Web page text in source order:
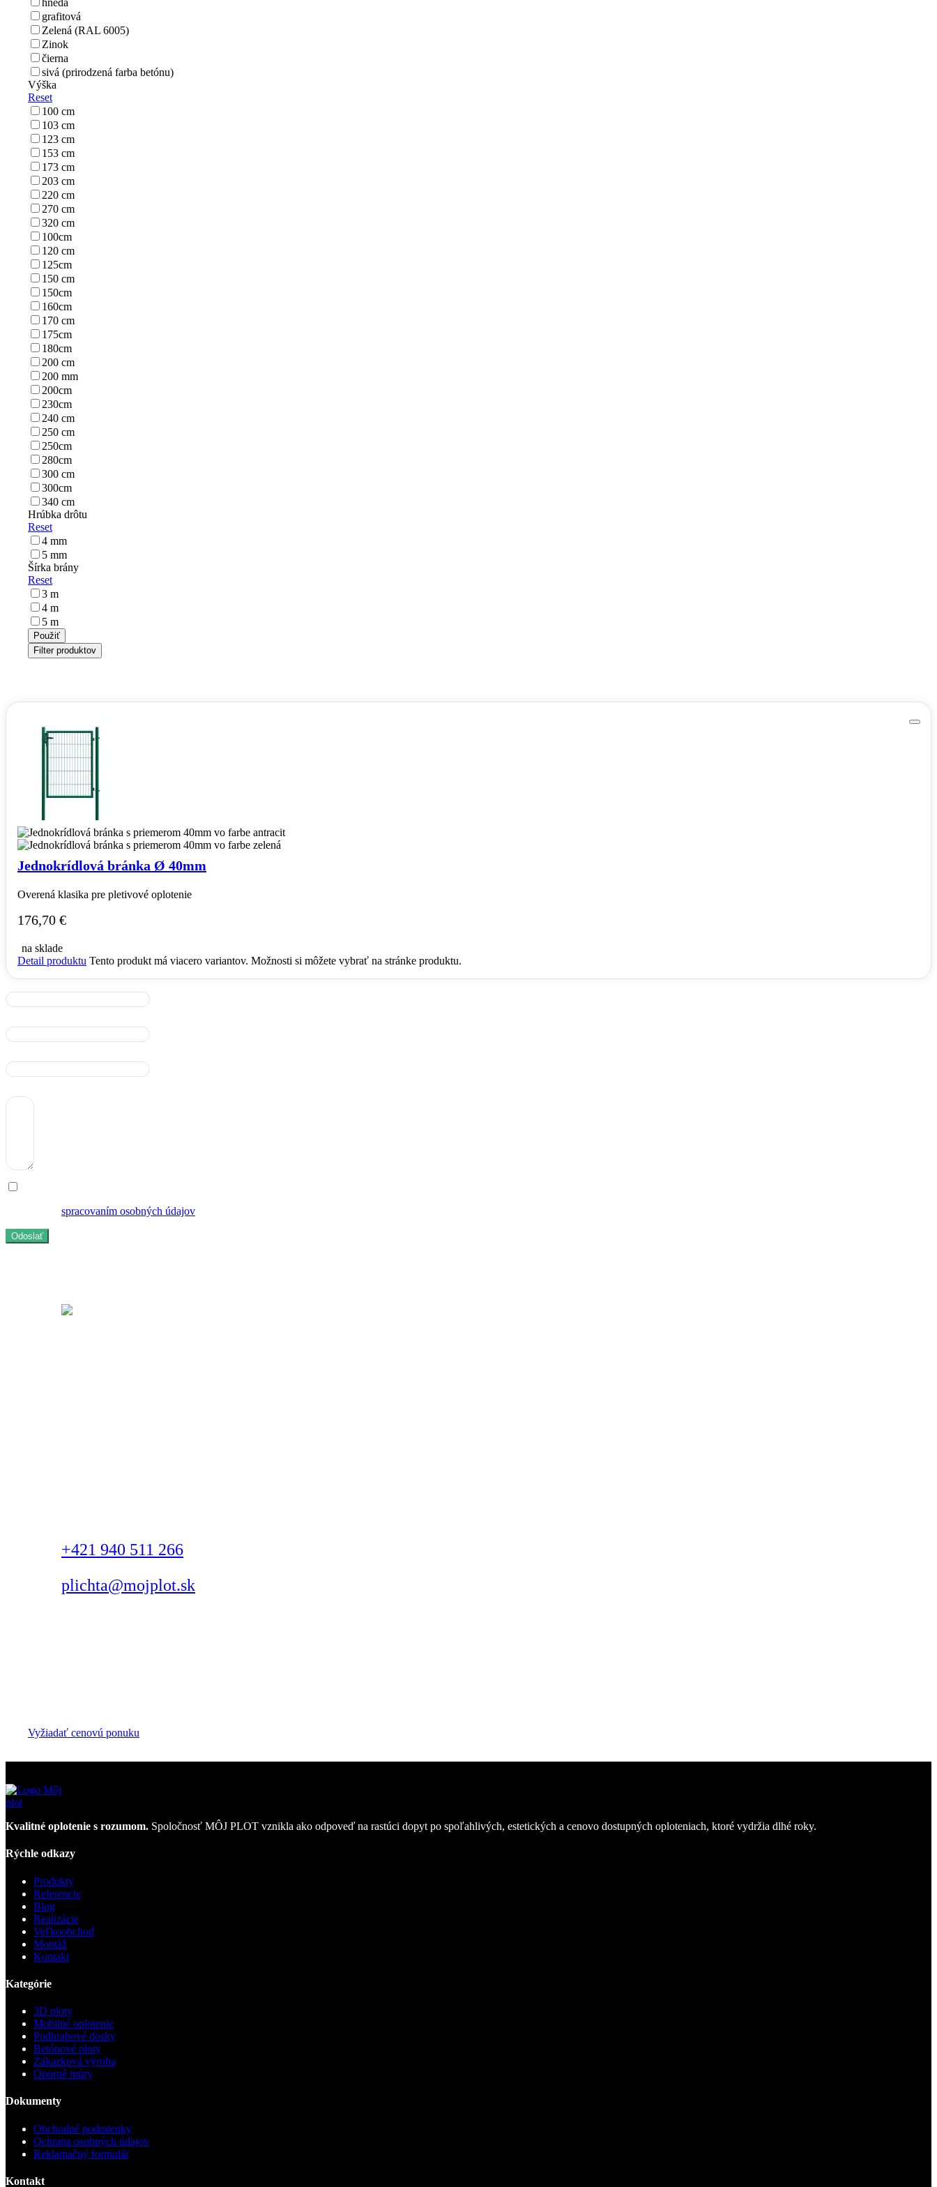
grafitová
Zelená (RAL 6005)
Zinok
čierna
sivá (prirodzená farba betónu)
Výška
Reset
100 cm
103 cm
123 cm
153 cm
173 cm
203 cm
220 cm
270 cm
320 cm
100cm
120 cm
125cm
150 cm
150cm
160cm
170 cm
175cm
180cm
200 cm
200 mm
200cm
230cm
240 cm
250 cm
250cm
280cm
300 cm
300cm
340 cm
Hrúbka drôtu
Reset
4 mm
5 mm
Šírka brány
Reset
3 m
4 m
5 m
Použiť
Filter produktov
Jednokrídlová bránka Ø 40mm
Overená klasika pre pletivové oplotenie
176,70 €
na sklade
Detail produktu Tento produkt má viacero variantov. Možnosti si môžete vybrať na stránke produktu.
spracovaním osobných údajov
Odoslať
+421 940 511 266
plichta@mojplot.sk
Vyžiadať cenovú ponuku
Kvalitné oplotenie s rozumom. Spoločnosť MÔJ PLOT vznikla ako odpoveď na rastúci dopyt po spoľahlivých, estetických a cenovo dostupných oploteniach, ktoré vydržia dlhé roky.
Rýchle odkazy
Produkty
Referencie
Blog
Realizácie
Veľkoobchod
Montáž
Kontakt
Kategórie
3D ploty
Mobilné oplotenie
Podhrabové dosky
Betónové ploty
Zákazková výroba
Oporné múry
Dokumenty
Obchodné podmienky
Ochrana osobných údajov
Reklamačný formulár
Kontakt